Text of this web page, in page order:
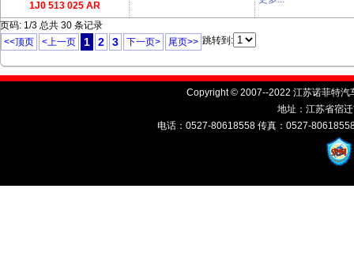
1J0 513 025 AR
页码: 1/3 总共 30 条记录
<<顶页
<上一页 1 2 3 下一页> 尾页>> 跳转到:
Copyright © 2007--2022 江苏诺菲特
地址：江苏省宿
电话：0527-80618558 传真：0527-